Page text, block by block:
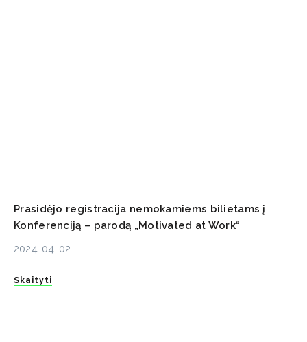
Prasidėjo registracija nemokamiems bilietams į
Konferenciją – parodą „Motivated at Work“
2024-04-02
Skaityti